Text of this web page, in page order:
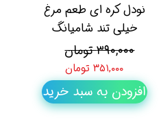
نودل کره ای طعم مرغ
خیلی تند شامیانگ
۳۹۰,۰۰۰ تومان
۳۵۱,۰۰۰ تومان
افزودن به سبد خرید